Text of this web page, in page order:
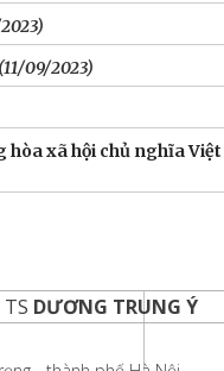
(11/09/2023)
hòa xã hội chủ nghĩa Việt
DƯƠNG TRUNG Ý